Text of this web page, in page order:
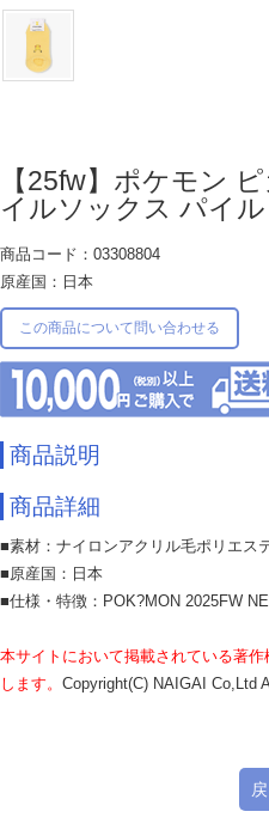
【25fw】ポケモン
イルソックス パイ
商品コード：03308804
原産国：日本
この商品について問い合わせる
商品説明
商品詳細
■素材：ナイロンアクリル毛ポリエス
■原産国：日本
■仕様・特徴：POK?MON 2025FW
本サイトにおいて掲載されている著
します。 Copyright(C) NAIGAI Co,Ltd